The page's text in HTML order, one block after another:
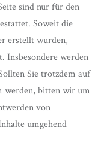
sind nur für den
Soweit die
erstellt wurden,
Insbesondere werden
Sie trotzdem auf
werden, bitten wir um
von
umgehend